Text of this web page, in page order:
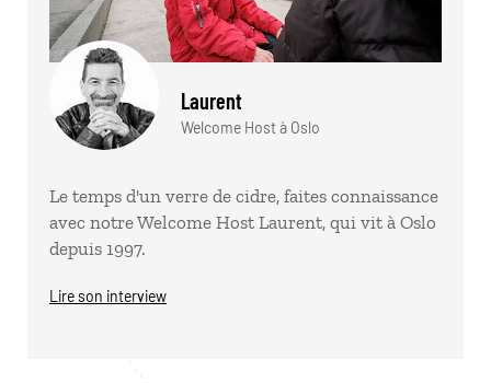
Laurent
Welcome Host à Oslo
Le temps d'un verre de cidre, faites connaissance
avec notre Welcome Host Laurent, qui vit à Oslo
depuis 1997.
Lire son interview